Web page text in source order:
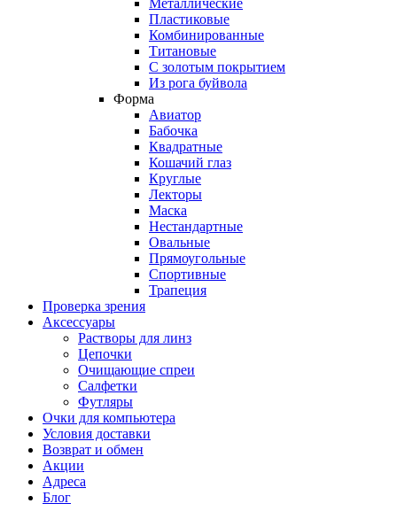
Металлические
Пластиковые
Комбинированные
Титановые
С золотым покрытием
Из рога буйвола
Форма
Авиатор
Бабочка
Квадратные
Кошачий глаз
Круглые
Лекторы
Маска
Нестандартные
Овальные
Прямоугольные
Спортивные
Трапеция
Проверка зрения
Аксессуары
Растворы для линз
Цепочки
Очищающие спреи
Салфетки
Футляры
Очки для компьютера
Условия доставки
Возврат и обмен
Акции
Адреса
Блог